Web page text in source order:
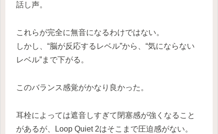
話し声。
これらが完全に無音になるわけではない。
しかし、“脳が反応するレベル”から、“気にならない
レベル”まで下がる。
このバランス感覚がかなり良かった。
耳栓によっては遮音しすぎて閉塞感が強くなること
があるが、Loop Quiet 2はそこまで圧迫感がない。